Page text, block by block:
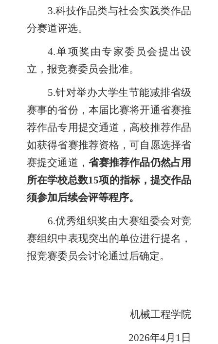
3.科技作品类与社会实践类作品
分赛道评选。
4.单项奖由专家委员会提出设
立，报竞赛委员会批准。
5.针对举办大学生节能减排省级
赛事的省份，本届比赛将开通省赛推
荐作品专用提交通道，高校推荐作品
如获得省赛推荐资格，可自愿选择省
赛提交通道， 省赛推荐作品仍然占用
所在学校总数15项的指标，提交作品
须参加后续会评等程序。
6.优秀组织奖由大赛组委会对竞
赛组织中表现突出的单位进行提名，
报竞赛委员会讨论通过后确定。
机械工程学院
2026年4月1日